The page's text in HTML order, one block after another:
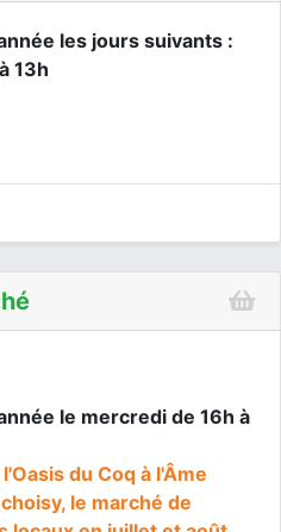
les jours suivants :
13h
le mercredi de 16h à
du Coq à l'Âme
le marché de